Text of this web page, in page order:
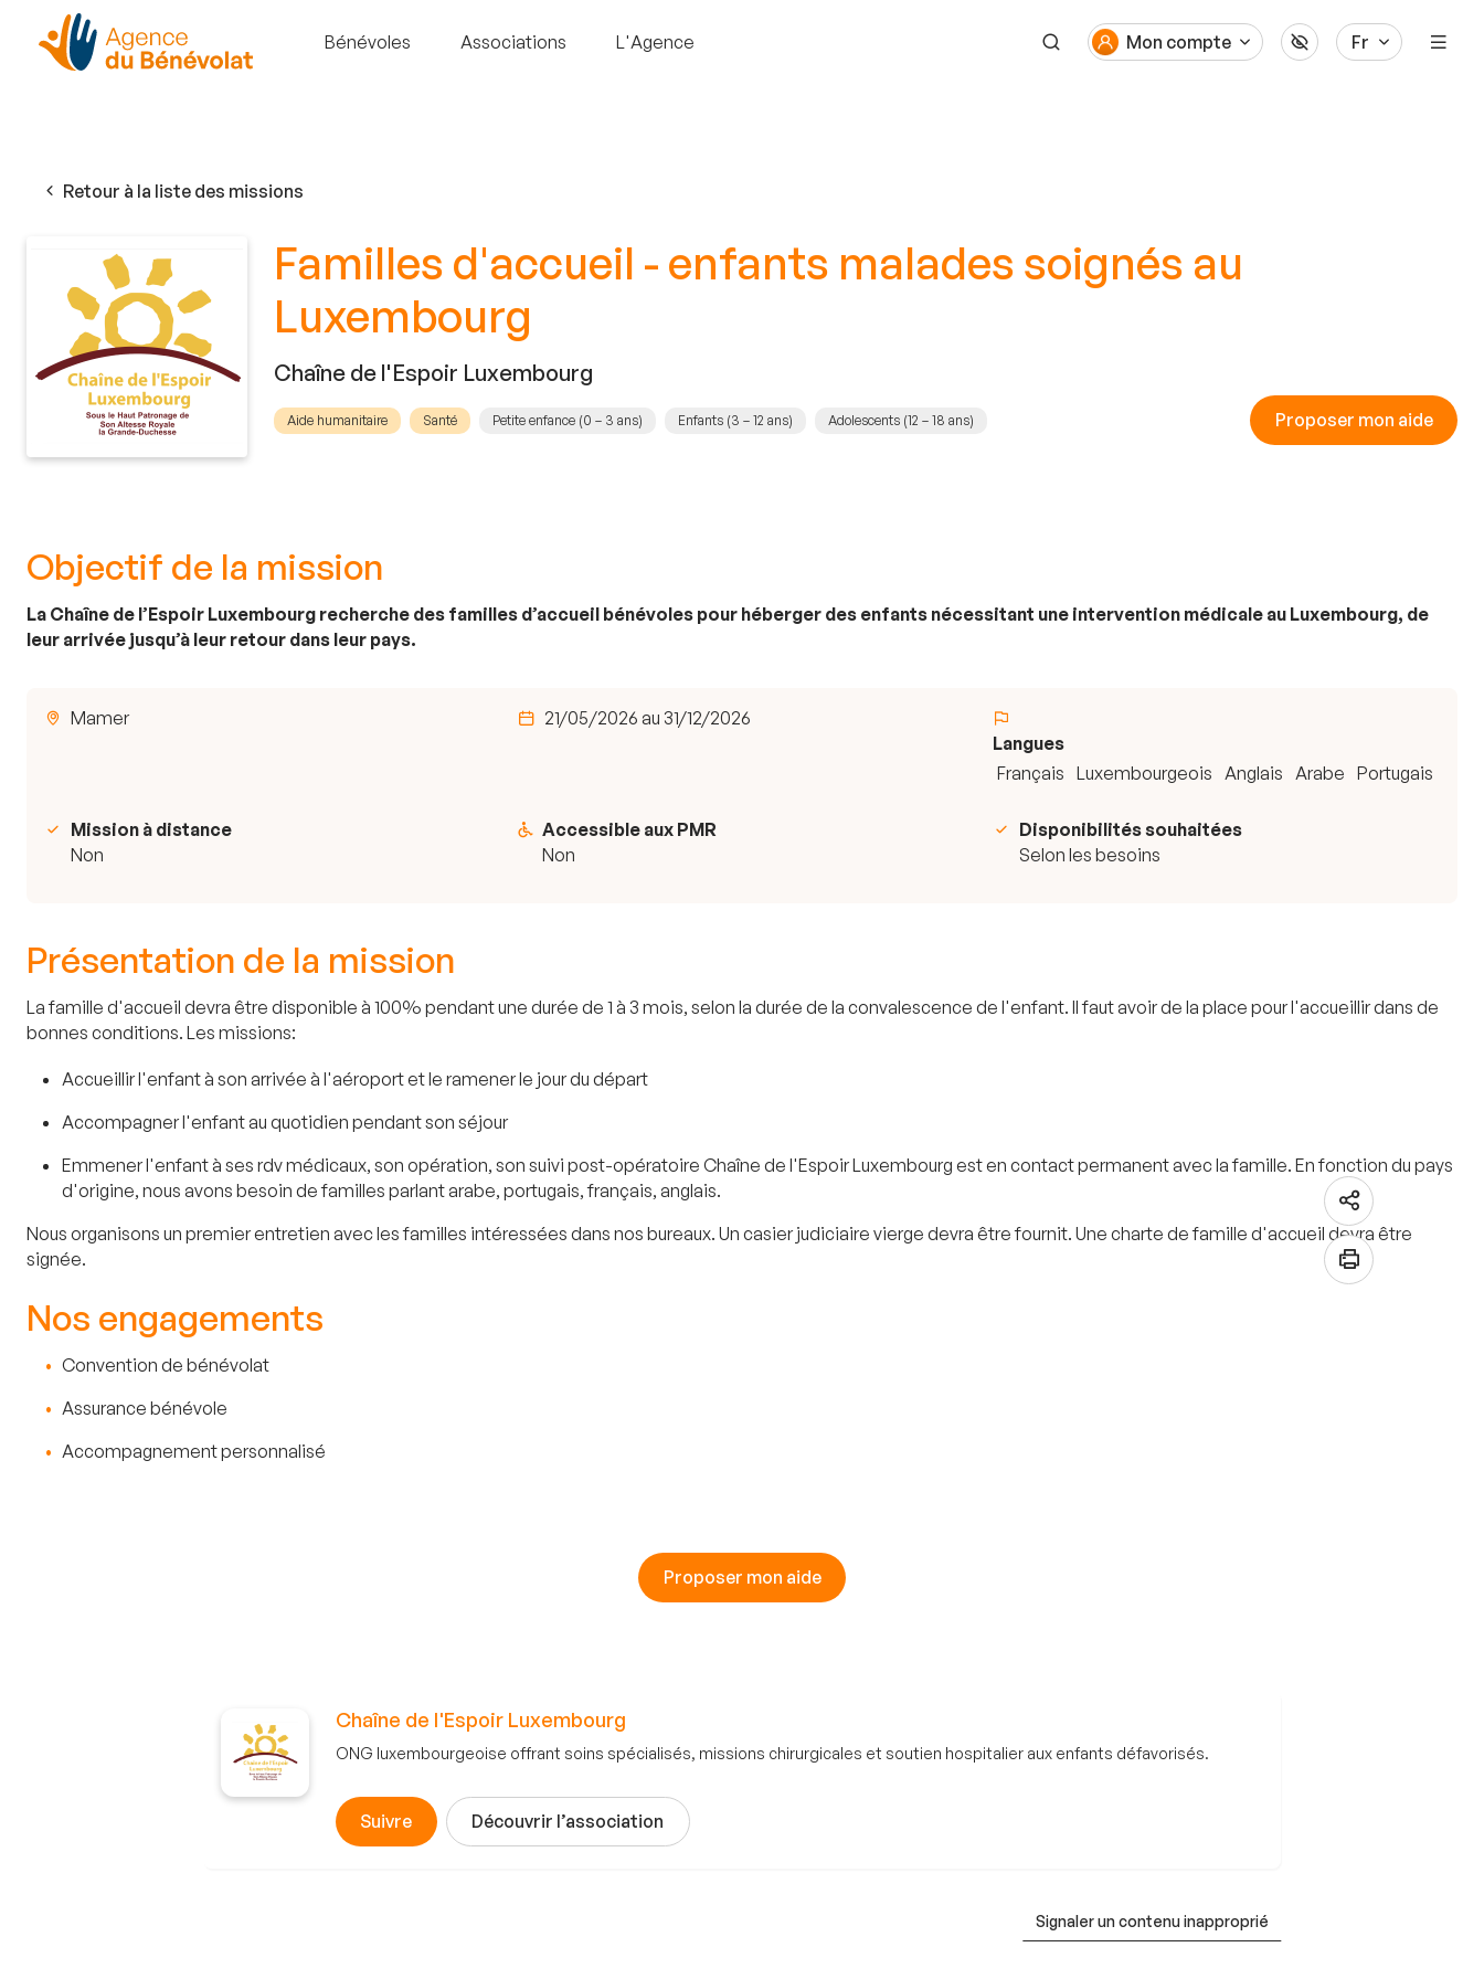
Bénévoles Associations L'Agence Mon compte Fr
Retour à la liste des missions
Familles d'accueil - enfants malades soignés au
Luxembourg
Chaîne de l'Espoir Luxembourg
Aide humanitaire Santé Petite enfance (0 – 3 ans) Enfants (3 – 12 ans) Adolescents (12 – 18 ans) Proposer mon aide
Objectif de la mission
La Chaîne de l’Espoir Luxembourg recherche des familles d’accueil bénévoles pour héberger des enfants nécessitant une intervention médicale au Luxembourg, de
leur arrivée jusqu’à leur retour dans leur pays.
Mamer
21/05/2026 au 31/12/2026
Langues
Français Luxembourgeois Anglais Arabe Portugais
Mission à distance
Non
Accessible aux PMR
Non
Disponibilités souhaitées
Selon les besoins
Présentation de la mission
La famille d'accueil devra être disponible à 100% pendant une durée de 1 à 3 mois, selon la durée de la convalescence de l'enfant. Il faut avoir de la place pour l'accueillir dans de
bonnes conditions. Les missions:
Accueillir l'enfant à son arrivée à l'aéroport et le ramener le jour du départ
Accompagner l'enfant au quotidien pendant son séjour
Emmener l'enfant à ses rdv médicaux, son opération, son suivi post-opératoire Chaîne de l'Espoir Luxembourg est en contact permanent avec la famille. En fonction du pays
d'origine, nous avons besoin de familles parlant arabe, portugais, français, anglais.
Nous organisons un premier entretien avec les familles intéressées dans nos bureaux. Un casier judiciaire vierge devra être fournit. Une charte de famille d'accueil devra être
signée.
Nos engagements
Convention de bénévolat
Assurance bénévole
Accompagnement personnalisé
Proposer mon aide
Chaîne de l'Espoir Luxembourg
ONG luxembourgeoise offrant soins spécialisés, missions chirurgicales et soutien hospitalier aux enfants défavorisés.
Suivre Découvrir l’association
Signaler un contenu inapproprié